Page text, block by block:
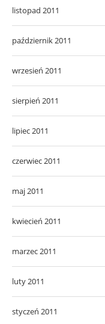
listopad 2011
październik 2011
wrzesień 2011
sierpień 2011
lipiec 2011
czerwiec 2011
maj 2011
kwiecień 2011
marzec 2011
luty 2011
styczeń 2011